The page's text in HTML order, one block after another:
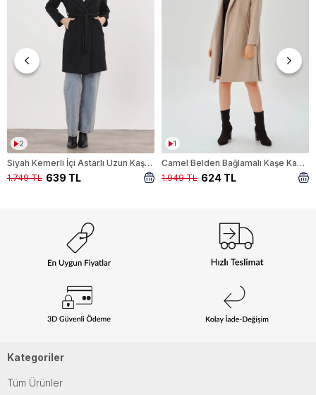
2
Siyah Kemerli İçi Astarlı Uzun Kaşe Kaban 7149A
639 TL
1.749 TL
1
Camel Belden Bağlamalı Kaşe Kaban 7218A
624 TL
1.949 TL
Kategoriler
Tüm Ürünler